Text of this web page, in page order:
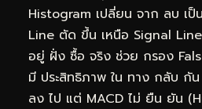
Histogram เปลี่ยน จาก ลบ เป็
Line ตัด ขึ้น เหนือ Signal
อยู่ ฝั่ง ซื้อ จริง ช่วย กรอง
มี ประสิทธิภาพ ใน ทาง กลับ กั
ลง ไป แต่ MACD ไม่ ยืน ยัน